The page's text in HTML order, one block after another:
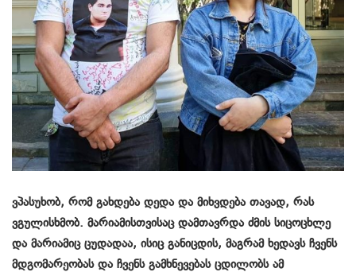
ვპასუხობ, რომ გახდება დედა და მიხვდება თავად, რას
ვგულისხმობ. მარიამისთვისაც დამთავრდა ძმის სიცოცხლე
და მარიამიც ცუდადაა, ისიც განიცდის, მაგრამ ხედავს ჩვენს
მდგომარეობას და ჩვენს გამხნევებას ცდილობს ამ